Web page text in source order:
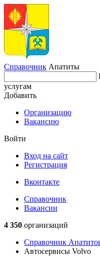
Справочник Апатиты
услугам
Добавить
Организацию
Вакансию
Войти
Вход на сайт
Регистрация
Вконтакте
Справочник
Вакансии
4 350 организаций
Справочник
Автосервисы Volvo